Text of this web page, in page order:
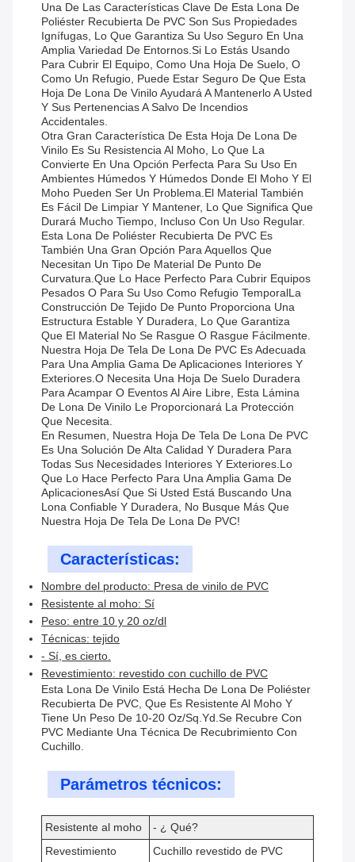
Una De Las Características Clave De Esta Lona De
Poliéster Recubierta De PVC Son Sus Propiedades
Ignífugas, Lo Que Garantiza Su Uso Seguro En Una
Amplia Variedad De Entornos.Si Lo Estás Usando
Para Cubrir El Equipo, Como Una Hoja De Suelo, O
Como Un Refugio, Puede Estar Seguro De Que Esta
Hoja De Lona De Vinilo Ayudará A Mantenerlo A Usted
Y Sus Pertenencias A Salvo De Incendios
Accidentales.
Otra Gran Característica De Esta Hoja De Lona De
Vinilo Es Su Resistencia Al Moho, Lo Que La
Convierte En Una Opción Perfecta Para Su Uso En
Ambientes Húmedos Y Húmedos Donde El Moho Y El
Moho Pueden Ser Un Problema.El Material También
Es Fácil De Limpiar Y Mantener, Lo Que Significa Que
Durará Mucho Tiempo, Incluso Con Un Uso Regular.
Esta Lona De Poliéster Recubierta De PVC Es
También Una Gran Opción Para Aquellos Que
Necesitan Un Tipo De Material De Punto De
Curvatura.que Lo Hace Perfecto Para Cubrir Equipos
Pesados O Para Su Uso Como Refugio TemporalLa
Construcción De Tejido De Punto Proporciona Una
Estructura Estable Y Duradera, Lo Que Garantiza
Que El Material No Se Rasgue O Rasgue Fácilmente.
Nuestra Hoja De Tela De Lona De PVC Es Adecuada
Para Una Amplia Gama De Aplicaciones Interiores Y
Exteriores.o Necesita Una Hoja De Suelo Duradera
Para Acampar O Eventos Al Aire Libre, Esta Lámina
De Lona De Vinilo Le Proporcionará La Protección
Que Necesita.
En Resumen, Nuestra Hoja De Tela De Lona De PVC
Es Una Solución De Alta Calidad Y Duradera Para
Todas Sus Necesidades Interiores Y Exteriores.lo
Que Lo Hace Perfecto Para Una Amplia Gama De
AplicacionesAsí Que Si Usted Está Buscando Una
Lona Confiable Y Duradera, No Busque Más Que
Nuestra Hoja De Tela De Lona De PVC!
Características:
Nombre del producto: Presa de vinilo de PVC
Resistente al moho: Sí
Peso: entre 10 y 20 oz/dl
Técnicas: tejido
- Sí, es cierto.
Revestimiento: revestido con cuchillo de PVC
Esta Lona De Vinilo Está Hecha De Lona De Poliéster
Recubierta De PVC, Que Es Resistente Al Moho Y
Tiene Un Peso De 10-20 Oz/sq.yd.Se Recubre Con
PVC Mediante Una Técnica De Recubrimiento Con
Cuchillo.
Parámetros técnicos:
Resistente al moho
- ¿ Qué?
Revestimiento
Cuchillo revestido de PVC